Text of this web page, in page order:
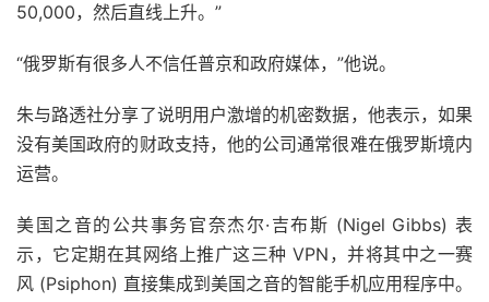
50,000，然后直线上升。”
“俄罗斯有很多人不信任普京和政府媒体，”他说。
朱与路透社分享了说明用户激增的机密数据，他表示，如果
没有美国政府的财政支持，他的公司通常很难在俄罗斯境内
运营。
美国之音的公共事务官奈杰尔·吉布斯 (Nigel Gibbs) 表
示，它定期在其网络上推广这三种 VPN，并将其中之一赛
风 (Psiphon) 直接集成到美国之音的智能手机应用程序中。